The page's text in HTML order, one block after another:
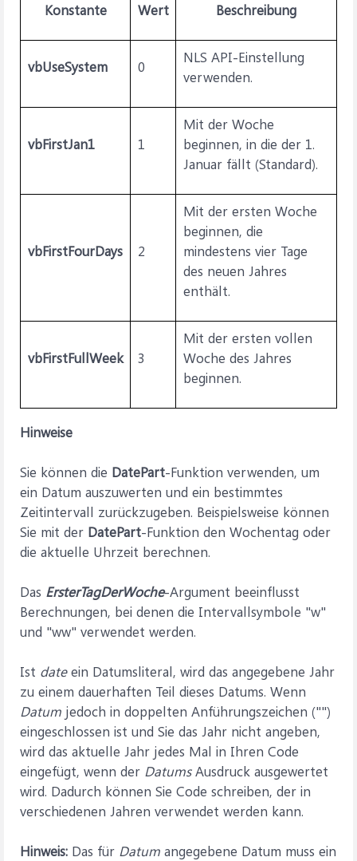
Konstante Wert Beschreibung
vbUseSystem 0
NLS API-Einstellung
verwenden.
vbFirstJan1 1
Mit der Woche
beginnen, in die der 1.
Januar fällt (Standard).
vbFirstFourDays 2
Mit der ersten Woche
beginnen, die
mindestens vier Tage
des neuen Jahres
enthält.
vbFirstFullWeek 3
Mit der ersten vollen
Woche des Jahres
beginnen.
Hinweise
Sie können die DatePart-Funktion verwenden, um
ein Datum auszuwerten und ein bestimmtes
Zeitintervall zurückzugeben. Beispielsweise können
Sie mit der DatePart-Funktion den Wochentag oder
die aktuelle Uhrzeit berechnen.
Das ErsterTagDerWoche-Argument beeinflusst
Berechnungen, bei denen die Intervallsymbole "w"
und "ww" verwendet werden.
Ist dateein Datumsliteral, wird das angegebene Jahr
zu einem dauerhaften Teil dieses Datums. Wenn
Datum jedoch in doppelten Anführungszeichen ("")
eingeschlossen ist und Sie das Jahr nicht angeben,
wird das aktuelle Jahr jedes Mal in Ihren Code
eingefügt, wenn der DatumsAusdruck ausgewertet
wird. Dadurch können Sie Code schreiben, der in
verschiedenen Jahren verwendet werden kann.
Hinweis: Das für Datum angegebene Datum muss ein